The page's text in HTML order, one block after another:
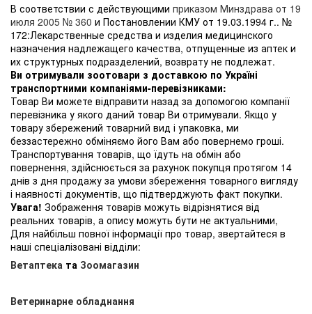
В соответствии с действующими приказом Минздрава от 19
июля 2005 № 360 и Постановлении КМУ от 19.03.1994 г.. №
172:Лекарственные средства и изделия медицинского
назначения надлежащего качества, отпущенные из аптек и
их структурных подразделений, возврату не подлежат.
Ви отримували зоотовари з доставкою по Україні
транспортними компаніями-перевізниками:
Товар Ви можете відправити назад за допомогою компанії
перевізника у якого даний товар Ви отримували. Якщо у
товару збережений товарний вид і упаковка, ми
беззастережно обміняємо його Вам або повернемо гроші.
Транспортування товарів, що їдуть на обмін або
повернення, здійснюється за рахунок покупця протягом 14
днів з дня продажу за умови збереження товарного вигляду
і наявності документів, що підтверджують факт покупки.
Увага! Зображення товарів можуть відрізнятися від
реальних товарів, а опису можуть бути не актуальними,
Для найбільш повної інформації про товар, звертайтеся в
наші спеціалізовані відділи:
Ветаптека та Зоомагазин
Ветеринарне обладнання